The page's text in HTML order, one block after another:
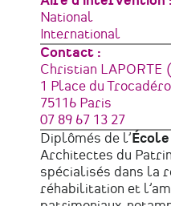
National
International
Contact :
Christian LAPORTE
Adresse
1 Place du
75116 Paris
France
Téléphone
07 89 67 13 27
Diplômés de l’
Architectes du
spécialisés dans la
réhabilitation et